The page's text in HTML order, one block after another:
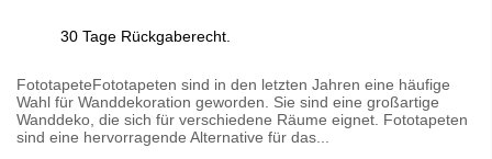
30 Tage Rückgaberecht.
FototapeteFototapeten sind in den letzten Jahren eine häufige
Wahl für Wanddekoration geworden. Sie sind eine großartige
Wanddeko, die sich für verschiedene Räume eignet. Fototapeten
sind eine hervorragende Alternative für das...